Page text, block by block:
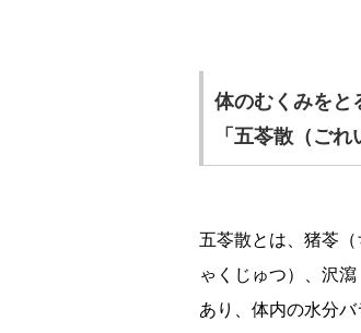
体のむくみをと
「五苓散（ごれ
五苓散とは、猪苓
ゃくじゅつ）、沢
あり、体内の水分バ